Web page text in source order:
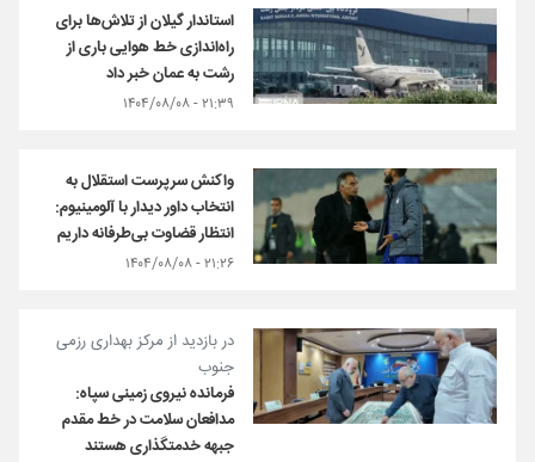
استاندار گیلان از تلاش‌ها برای
راه‌اندازی خط هوایی باری از
رشت به عمان خبر داد
۲۱:۳۹ - ۱۴۰۴/۰۸/۰۸
واکنش سرپرست استقلال به
انتخاب داور دیدار با آلومینیوم:
انتظار قضاوت بی‌طرفانه داریم
۲۱:۲۶ - ۱۴۰۴/۰۸/۰۸
در بازدید از مرکز بهداری رزمی
جنوب
فرمانده نیروی زمینی سپاه:
مدافعان سلامت در خط مقدم
جبهه خدمتگذاری هستند